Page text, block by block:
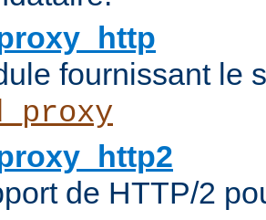
fournissant le
de HTTP/2